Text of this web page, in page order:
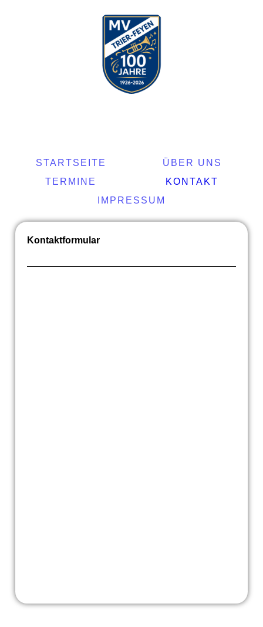
STARTSEITE
ÜBER UNS
TERMINE
KONTAKT
IMPRESSUM
Kontaktformular